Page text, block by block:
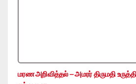
மரண அறிவித்தல் – அமரர் திருமதி